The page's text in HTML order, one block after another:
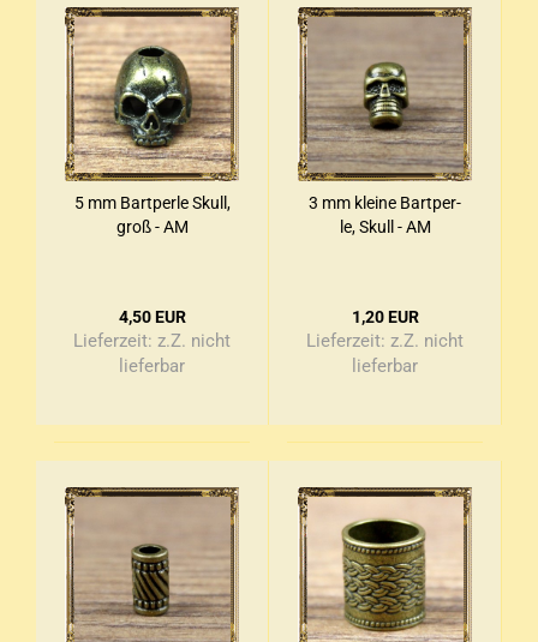
5 mm Bart­per­le Skull,
groß - AM
4,50 EUR
Lieferzeit: z.Z. nicht
lieferbar
3 mm klei­ne Bart­per­
le, Skull - AM
1,20 EUR
Lieferzeit: z.Z. nicht
lieferbar